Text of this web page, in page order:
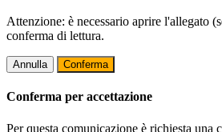
Attenzione: è necessario aprire l'allegato
conferma di lettura.
Annulla Conferma
Conferma per accettazione
Per questa comunicazione è richiesta una